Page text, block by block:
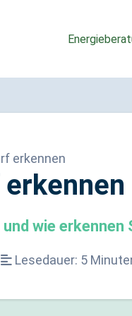
erkennen
wie erkennen
Lesedauer: 5